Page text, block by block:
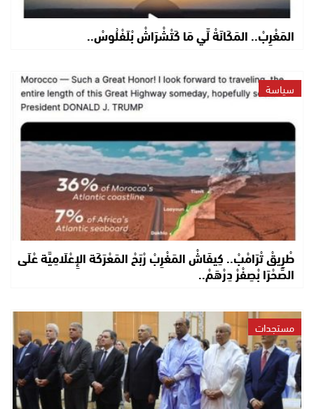
المَغْرِبْ.. المَكَانَةْ لِّي مَا كَتْشْرَاشْ بْلَفْلُوسْ..
سياسة
طْرِيقْ تْرَامْبْ.. كِيفَاشْ المَغْرِبْ رْبَحْ المَعْرَكَة الإِعْلَامِيَّة عْلَى
الصَّحْرَا بْصِفْرْ دِرْهَمْ..
مستجدات